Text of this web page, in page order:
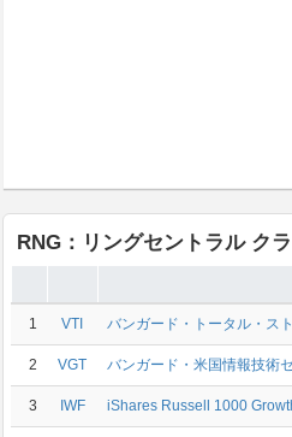
RNG：リングセントラル ク
1 VTI バンガード・トータル・ス
2 VGT バンガード・米国情報技術
3 IWF iShares Russell 1000